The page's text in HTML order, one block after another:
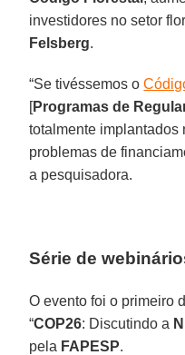
investidores no setor
Felsberg.
“Se tivéssemos o
[Programas de
totalmente implantados
problemas de
a pesquisadora.
Série de
O evento foi o primeiro
“COP26: Discutindo a
pela FAPESP.